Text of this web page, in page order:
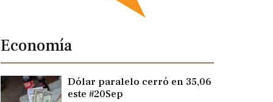
Economía
Dólar paralelo cerró en 35,06
este #20Sep